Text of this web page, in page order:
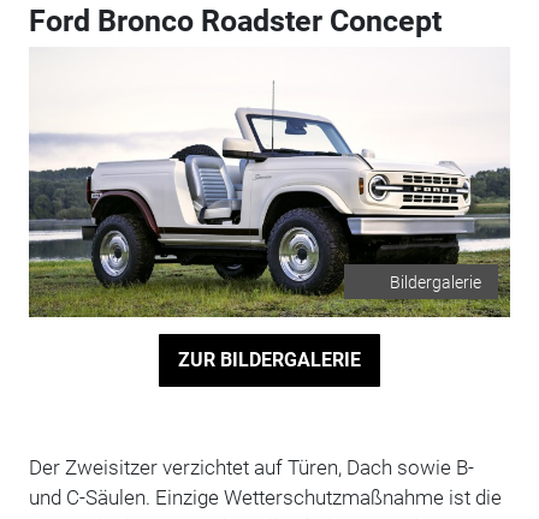
Ford Bronco Roadster Concept
Bildergalerie
ZUR BILDERGALERIE
Der Zweisitzer verzichtet auf Türen, Dach sowie B-
und C-Säulen. Einzige Wetterschutzmaßnahme ist die